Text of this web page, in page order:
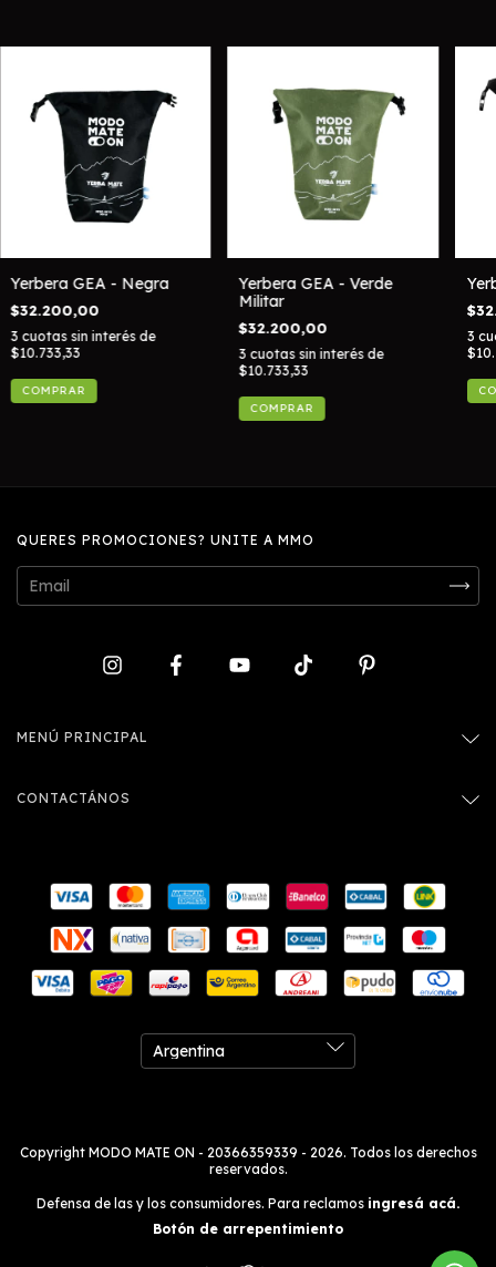
Yerbera GEA - Negra
$32.200,00
3 cuotas sin interés de
$10.733,33
Yerbera GEA - Verde
Militar
$32.200,00
3 cuotas sin interés de
$10.733,33
3
QUERES PROMOCIONES? UNITE A MMO
MENÚ PRINCIPAL
CONTACTÁNOS
Copyright MODO MATE ON - 20366359339 - 2026. Todos los derechos
reservados.
Defensa de las y los consumidores. Para reclamos ingresá acá.
Botón de arrepentimiento